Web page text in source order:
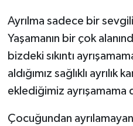
Ayrılma sadece bir
Yaşamanın bir çok
bizdeki sıkıntı
aldığımız sağlıklı ayrılık
eklediğimiz ayrışamama
Çocuğundan